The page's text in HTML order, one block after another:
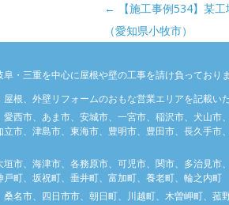
投稿ナビゲーション
←
【施工事例534】某
（愛知県小牧市）
阜・三重を中心に屋根や壁の工事を請け負っており
根、外壁リフォームのおもな営業エリアを記載い
西市、あま市、安城市、一宮市、稲沢市、犬山
市、津島市、東海市、豊明市、豊田市、長久手
市、海津市、各務原市、可児市、関市、多治見
町、坂祝町、垂井町、富加町、養老町、輪之内町
名市、四日市市、朝日町、川越町、木曽岬町、菰